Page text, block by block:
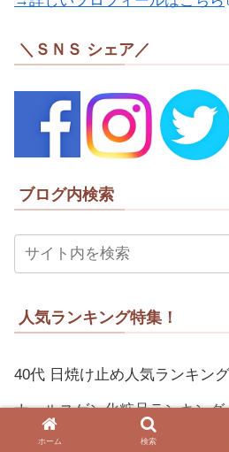
＼ＳＮＳ シェア／
ブログ内検索
人気ランキング特集！
40代 日焼け止め人気ランキング
ナールスゲン化粧品ランキング
ライスパワー化粧品の人気ラン
ホーム 検索